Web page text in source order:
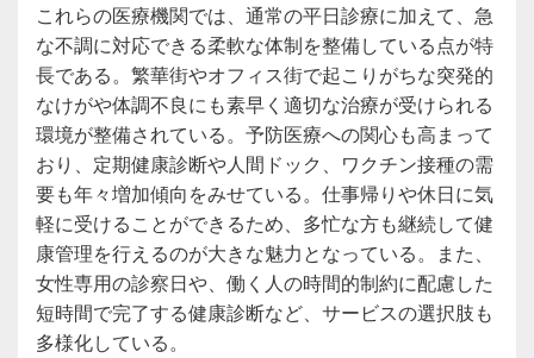
これらの医療機関では、通常の平日診療に加えて、急
な不調に対応できる柔軟な体制を整備している点が特
長である。繁華街やオフィス街で起こりがちな突発的
なけがや体調不良にも素早く適切な治療が受けられる
環境が整備されている。予防医療への関心も高まって
おり、定期健康診断や人間ドック、ワクチン接種の需
要も年々増加傾向をみせている。仕事帰りや休日に気
軽に受けることができるため、多忙な方も継続して健
康管理を行えるのが大きな魅力となっている。また、
女性専用の診察日や、働く人の時間的制約に配慮した
短時間で完了する健康診断など、サービスの選択肢も
多様化している。